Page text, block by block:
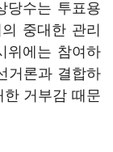
당수는 투표용
중대한 관리
위에는 참여하
거론과 결합하
거부감 때문